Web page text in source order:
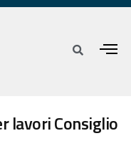
lavori Consiglio